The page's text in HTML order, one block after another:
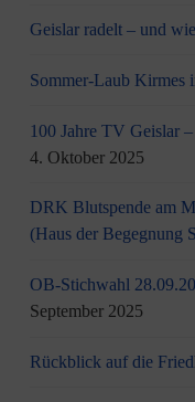
Geislar radelt – und
Sommer-Laub Kirmes
100 Jahre TV Geislar
4. Oktober 2025
DRK Blutspende am
(Haus der Begegnung
OB-Stichwahl
September 2025
Rückblick auf die